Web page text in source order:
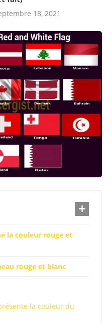
18, 2021
la couleur rouge et
rouge et blanc
la couleur du